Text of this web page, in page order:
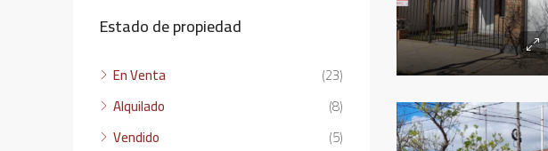
Estado de propiedad
En Venta
(23)
Alquilado
(8)
Vendido
(5)